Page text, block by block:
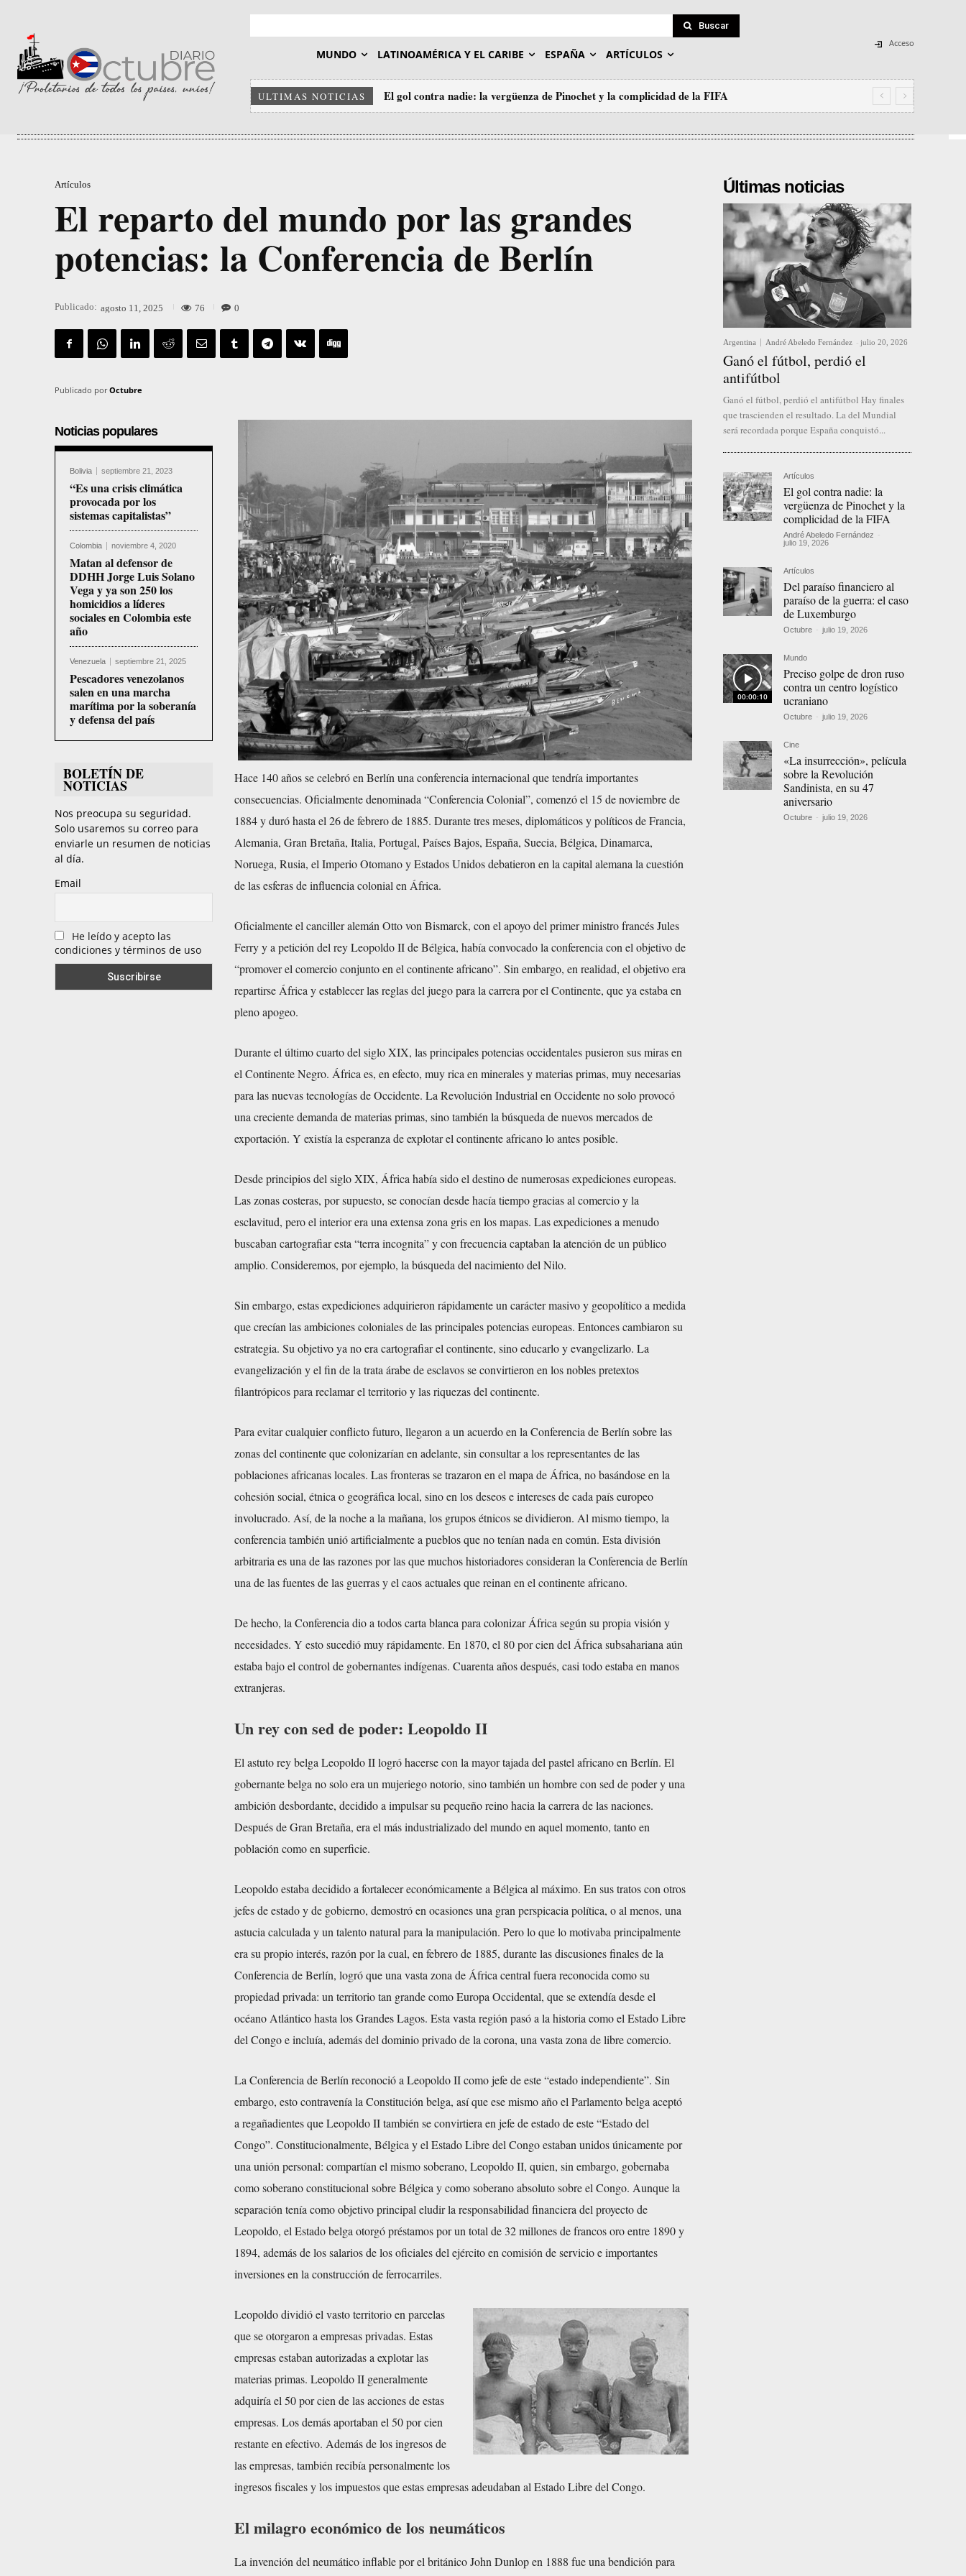
Buscar
MUNDO LATINOAMÉRICA Y EL CARIBE ESPAÑA ARTÍCULOS
Acceso
ULTIMAS NOTICIAS El gol contra nadie: la vergüenza de Pinochet y la complicidad de la FIFA
Artículos
El reparto del mundo por las grandes
potencias: la Conferencia de Berlín
Publicado: agosto 11, 2025 76 0
Publicado por Octubre
Noticias populares
Bolivia septiembre 21, 2023
“Es una crisis climática
provocada por los
sistemas capitalistas”
Colombia noviembre 4, 2020
Matan al defensor de
DDHH Jorge Luis Solano
Vega y ya son 250 los
homicidios a líderes
sociales en Colombia este
año
Venezuela septiembre 21, 2025
Pescadores venezolanos
salen en una marcha
marítima por la soberanía
y defensa del país
BOLETÍN DE
NOTICIAS
Nos preocupa su seguridad.
Solo usaremos su correo para
enviarle un resumen de noticias
al día.
Email
He leído y acepto las
condiciones y términos de uso
Hace 140 años se celebró en Berlín una conferencia internacional que tendría importantes
consecuencias. Oficialmente denominada “Conferencia Colonial”, comenzó el 15 de noviembre de
1884 y duró hasta el 26 de febrero de 1885. Durante tres meses, diplomáticos y políticos de Francia,
Alemania, Gran Bretaña, Italia, Portugal, Países Bajos, España, Suecia, Bélgica, Dinamarca,
Noruega, Rusia, el Imperio Otomano y Estados Unidos debatieron en la capital alemana la cuestión
de las esferas de influencia colonial en África.
Oficialmente el canciller alemán Otto von Bismarck, con el apoyo del primer ministro francés Jules
Ferry y a petición del rey Leopoldo II de Bélgica, había convocado la conferencia con el objetivo de
“promover el comercio conjunto en el continente africano”. Sin embargo, en realidad, el objetivo era
repartirse África y establecer las reglas del juego para la carrera por el Continente, que ya estaba en
pleno apogeo.
Durante el último cuarto del siglo XIX, las principales potencias occidentales pusieron sus miras en
el Continente Negro. África es, en efecto, muy rica en minerales y materias primas, muy necesarias
para las nuevas tecnologías de Occidente. La Revolución Industrial en Occidente no solo provocó
una creciente demanda de materias primas, sino también la búsqueda de nuevos mercados de
exportación. Y existía la esperanza de explotar el continente africano lo antes posible.
Desde principios del siglo XIX, África había sido el destino de numerosas expediciones europeas.
Las zonas costeras, por supuesto, se conocían desde hacía tiempo gracias al comercio y la
esclavitud, pero el interior era una extensa zona gris en los mapas. Las expediciones a menudo
buscaban cartografiar esta “terra incognita” y con frecuencia captaban la atención de un público
amplio. Consideremos, por ejemplo, la búsqueda del nacimiento del Nilo.
Sin embargo, estas expediciones adquirieron rápidamente un carácter masivo y geopolítico a medida
que crecían las ambiciones coloniales de las principales potencias europeas. Entonces cambiaron su
estrategia. Su objetivo ya no era cartografiar el continente, sino educarlo y evangelizarlo. La
evangelización y el fin de la trata árabe de esclavos se convirtieron en los nobles pretextos
filantrópicos para reclamar el territorio y las riquezas del continente.
Para evitar cualquier conflicto futuro, llegaron a un acuerdo en la Conferencia de Berlín sobre las
zonas del continente que colonizarían en adelante, sin consultar a los representantes de las
poblaciones africanas locales. Las fronteras se trazaron en el mapa de África, no basándose en la
cohesión social, étnica o geográfica local, sino en los deseos e intereses de cada país europeo
involucrado. Así, de la noche a la mañana, los grupos étnicos se dividieron. Al mismo tiempo, la
conferencia también unió artificialmente a pueblos que no tenían nada en común. Esta división
arbitraria es una de las razones por las que muchos historiadores consideran la Conferencia de Berlín
una de las fuentes de las guerras y el caos actuales que reinan en el continente africano.
De hecho, la Conferencia dio a todos carta blanca para colonizar África según su propia visión y
necesidades. Y esto sucedió muy rápidamente. En 1870, el 80 por cien del África subsahariana aún
estaba bajo el control de gobernantes indígenas. Cuarenta años después, casi todo estaba en manos
extranjeras.
Un rey con sed de poder: Leopoldo II
El astuto rey belga Leopoldo II logró hacerse con la mayor tajada del pastel africano en Berlín. El
gobernante belga no solo era un mujeriego notorio, sino también un hombre con sed de poder y una
ambición desbordante, decidido a impulsar su pequeño reino hacia la carrera de las naciones.
Después de Gran Bretaña, era el más industrializado del mundo en aquel momento, tanto en
población como en superficie.
Leopoldo estaba decidido a fortalecer económicamente a Bélgica al máximo. En sus tratos con otros
jefes de estado y de gobierno, demostró en ocasiones una gran perspicacia política, o al menos, una
astucia calculada y un talento natural para la manipulación. Pero lo que lo motivaba principalmente
era su propio interés, razón por la cual, en febrero de 1885, durante las discusiones finales de la
Conferencia de Berlín, logró que una vasta zona de África central fuera reconocida como su
propiedad privada: un territorio tan grande como Europa Occidental, que se extendía desde el
océano Atlántico hasta los Grandes Lagos. Esta vasta región pasó a la historia como el Estado Libre
del Congo e incluía, además del dominio privado de la corona, una vasta zona de libre comercio.
La Conferencia de Berlín reconoció a Leopoldo II como jefe de este “estado independiente”. Sin
embargo, esto contravenía la Constitución belga, así que ese mismo año el Parlamento belga aceptó
a regañadientes que Leopoldo II también se convirtiera en jefe de estado de este “Estado del
Congo”. Constitucionalmente, Bélgica y el Estado Libre del Congo estaban unidos únicamente por
una unión personal: compartían el mismo soberano, Leopoldo II, quien, sin embargo, gobernaba
como soberano constitucional sobre Bélgica y como soberano absoluto sobre el Congo. Aunque la
separación tenía como objetivo principal eludir la responsabilidad financiera del proyecto de
Leopoldo, el Estado belga otorgó préstamos por un total de 32 millones de francos oro entre 1890 y
1894, además de los salarios de los oficiales del ejército en comisión de servicio e importantes
inversiones en la construcción de ferrocarriles.
Leopoldo dividió el vasto territorio en parcelas
que se otorgaron a empresas privadas. Estas
empresas estaban autorizadas a explotar las
materias primas. Leopoldo II generalmente
adquiría el 50 por cien de las acciones de estas
empresas. Los demás aportaban el 50 por cien
restante en efectivo. Además de los ingresos de
las empresas, también recibía personalmente los
ingresos fiscales y los impuestos que estas empresas adeudaban al Estado Libre del Congo.
El milagro económico de los neumáticos
La invención del neumático inflable por el británico John Dunlop en 1888 fue una bendición para
Últimas noticias
Argentina André Abeledo Fernández - julio 20, 2026
Ganó el fútbol, perdió el
antifútbol
Ganó el fútbol, perdió el antifútbol Hay finales
que trascienden el resultado. La del Mundial
será recordada porque España conquistó...
Artículos
El gol contra nadie: la
vergüenza de Pinochet y la
complicidad de la FIFA
André Abeledo Fernández -
julio 19, 2026
Artículos
Del paraíso financiero al
paraíso de la guerra: el caso
de Luxemburgo
Octubre - julio 19, 2026
00:00:10
Mundo
Preciso golpe de dron ruso
contra un centro logístico
ucraniano
Octubre - julio 19, 2026
Cine
«La insurrección», película
sobre la Revolución
Sandinista, en su 47
aniversario
Octubre - julio 19, 2026